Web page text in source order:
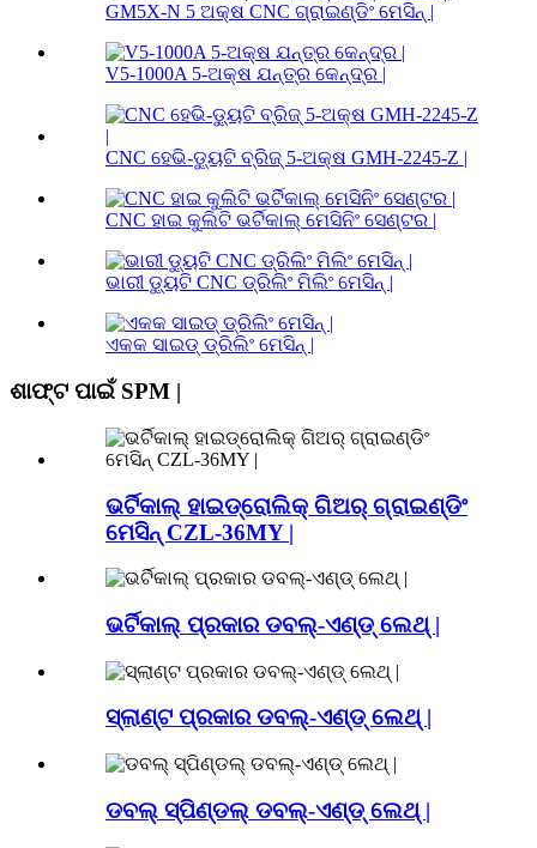
GM5X-N 5 ଅକ୍ଷ CNC ଗ୍ରାଇଣ୍ଡିଂ ମେସିନ୍ |
V5-1000A 5-ଅକ୍ଷ ଯନ୍ତ୍ର କେନ୍ଦ୍ର |
CNC ହେଭି-ଡ୍ୟୁଟି ବ୍ରିଜ୍ 5-ଅକ୍ଷ GMH-2245-Z |
CNC ହାଇ କୁଲିଟି ଭର୍ଟିକାଲ୍ ମେସିନିଂ ସେଣ୍ଟର |
ଭାରୀ ଡ୍ୟୁଟି CNC ଡ୍ରିଲିଂ ମିଲିଂ ମେସିନ୍ |
ଏକକ ସାଇଡ୍ ଡ୍ରିଲିଂ ମେସିନ୍ |
ଶାଫ୍ଟ ପାଇଁ SPM |
ଭର୍ଟିକାଲ୍ ହାଇଡ୍ରୋଲିକ୍ ଗିଅର୍ ଗ୍ରାଇଣ୍ଡିଂ
ମେସିନ୍ CZL-36MY |
ଭର୍ଟିକାଲ୍ ପ୍ରକାର ଡବଲ୍-ଏଣ୍ଡ୍ ଲେଥ୍ |
ସ୍ଲାଣ୍ଟ ପ୍ରକାର ଡବଲ୍-ଏଣ୍ଡ୍ ଲେଥ୍ |
ଡବଲ୍ ସ୍ପିଣ୍ଡଲ୍ ଡବଲ୍-ଏଣ୍ଡ୍ ଲେଥ୍ |